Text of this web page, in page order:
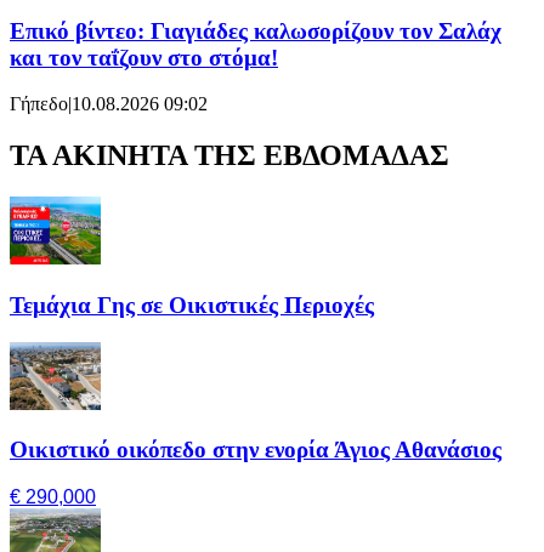
Επικό βίντεο: Γιαγιάδες καλωσορίζουν τον Σαλάχ
και τον ταΐζουν στο στόμα!
Γήπεδο|10.08.2026 09:02
ΤΑ ΑΚΙΝΗΤΑ ΤΗΣ ΕΒΔΟΜΑΔΑΣ
Τεμάχια Γης σε Οικιστικές Περιοχές
Οικιστικό οικόπεδο στην ενορία Άγιος Αθανάσιος
€ 290,000